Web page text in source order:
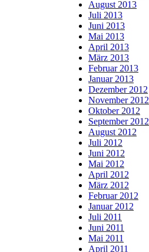
August 2013
Juli 2013
Juni 2013
Mai 2013
April 2013
März 2013
Februar 2013
Januar 2013
Dezember 2012
November 2012
Oktober 2012
September 2012
August 2012
Juli 2012
Juni 2012
Mai 2012
April 2012
März 2012
Februar 2012
Januar 2012
Juli 2011
Juni 2011
Mai 2011
April 2011